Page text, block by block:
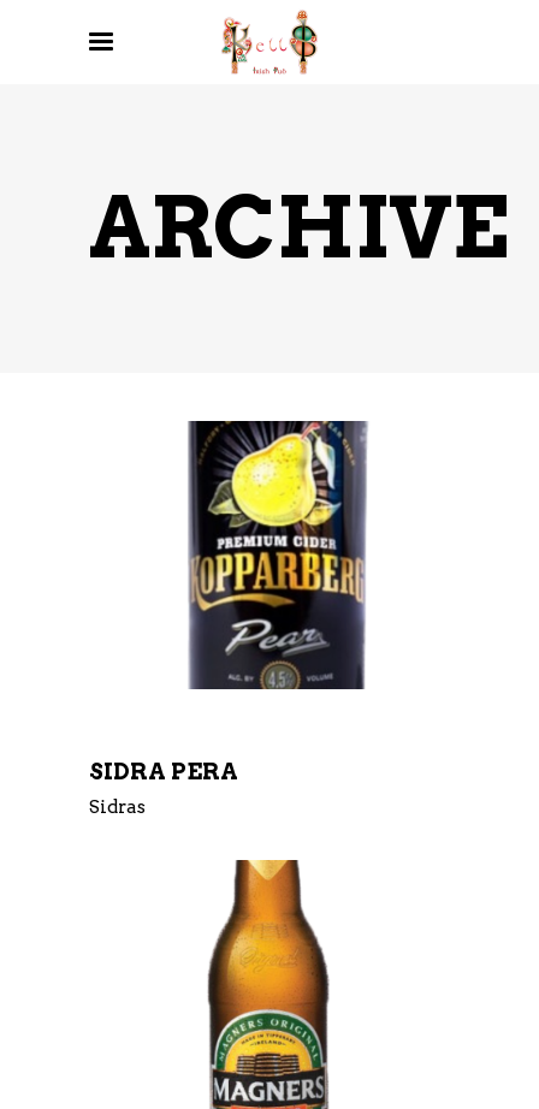
ARCHIVE
SIDRA PERA
Sidras